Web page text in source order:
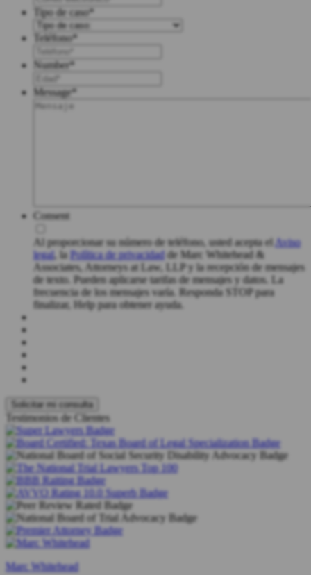
Tipo de caso*
Teléfono*
Number*
Message*
Consent
Al proporcionar su número de teléfono, usted acepta el Aviso
legal, la Política de privacidad de Marc Whitehead &
Associates, Attorneys at Law, LLP y la recepción de mensajes
de texto. Pueden aplicarse tarifas de mensajes y datos. La
frecuencia de los mensajes varía. Responda STOP para
finalizar, Help para obtener ayuda.
Testimonios de Clientes
Marc Whitehead